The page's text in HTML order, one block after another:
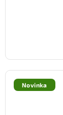
Novinka